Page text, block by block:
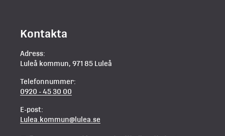
Kontakta
Adress:
Luleå kommun, 971 85 Luleå
Telefonnummer:
0920 - 45 30 00
E-post:
Lulea.kommun@lulea.se